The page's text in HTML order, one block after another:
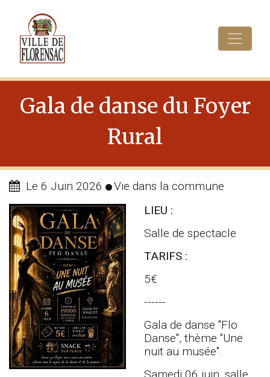
Gala de danse du Foyer
Rural
Le 6 Juin 2026
Vie dans la commune
LIEU :
Salle de spectacle
TARIFS :
5€
------
Gala de danse "Flo
Danse", thème "Une
nuit au musée".